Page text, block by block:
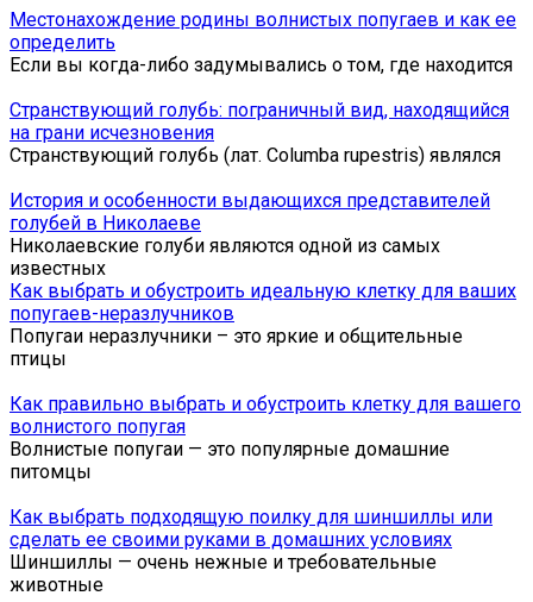
Местонахождение родины волнистых попугаев и как ее
определить
Если вы когда-либо задумывались о том, где находится
Странствующий голубь: пограничный вид, находящийся
на грани исчезновения
Странствующий голубь (лат. Columba rupestris) являлся
История и особенности выдающихся представителей
голубей в Николаеве
Николаевские голуби являются одной из самых
известных
Как выбрать и обустроить идеальную клетку для ваших
попугаев-неразлучников
Попугаи неразлучники – это яркие и общительные
птицы
Как правильно выбрать и обустроить клетку для вашего
волнистого попугая
Волнистые попугаи — это популярные домашние
питомцы
Как выбрать подходящую поилку для шиншиллы или
сделать ее своими руками в домашних условиях
Шиншиллы — очень нежные и требовательные
животные